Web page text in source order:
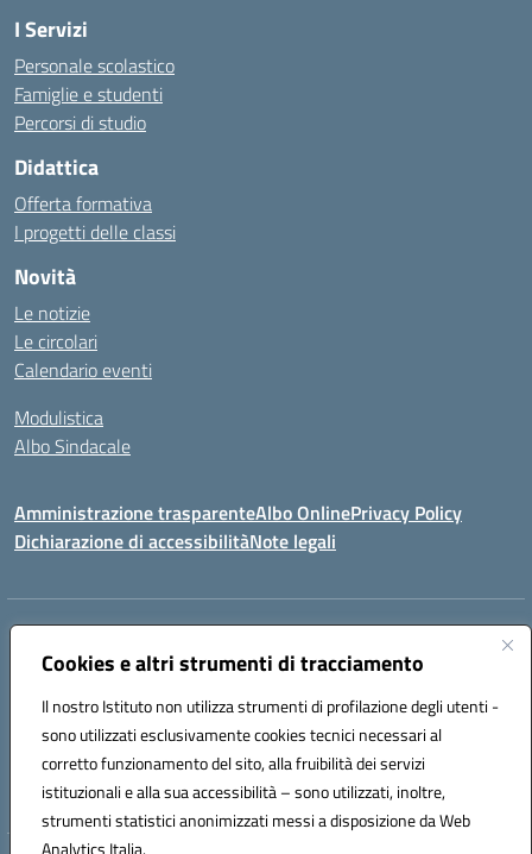
Cookies e altri strumenti di tracciamento
Il nostro Istituto non utilizza strumenti di profilazione degli utenti -
sono utilizzati esclusivamente cookies tecnici necessari al
corretto funzionamento del sito, alla fruibilità dei servizi
istituzionali e alla sua accessibilità – sono utilizzati, inoltre,
strumenti statistici anonimizzati messi a disposizione da Web
Analytics Italia.
I Servizi
Personale scolastico
Famiglie e studenti
Percorsi di studio
Didattica
Offerta formativa
I progetti delle classi
Novità
Le notizie
Le circolari
Calendario eventi
Modulistica
Albo Sindacale
Amministrazione trasparenteAlbo OnlinePrivacy Policy
Dichiarazione di accessibilitàNote legali
Indirizzo:
Centralino:0994722507 Email:TAIC873006@istruzione.it
Codice fiscale: 90279480736
Codice meccanografico:
TAIC873006
Codice unico di fatturazione (CUF): 488XBQ